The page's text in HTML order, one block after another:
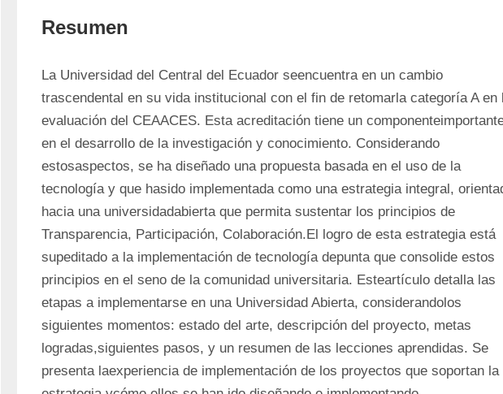
Resumen
La Universidad del Central del Ecuador seencuentra en un cambio
trascendental en su vida institucional con el fin de retomarla categoría A en
evaluación del CEAACES. Esta acreditación tiene un
en el desarrollo de la investigación y conocimiento. Considerando
estosaspectos, se ha diseñado una propuesta basada en el uso de la
tecnología y que hasido implementada como una estrategia integral,
hacia una universidadabierta que permita sustentar los principios de
Transparencia, Participación, Colaboración.El logro de esta estrategia está
supeditado a la implementación de tecnología depunta que consolide estos
principios en el seno de la comunidad universitaria. Esteartículo detalla las
etapas a implementarse en una Universidad Abierta, considerandolos
siguientes momentos: estado del arte, descripción del proyecto, metas
logradas,siguientes pasos, y un resumen de las lecciones aprendidas. Se
presenta laexperiencia de implementación de los proyectos que soportan la